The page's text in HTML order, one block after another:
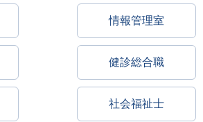
情報管理室
健診総合職
社会福祉士